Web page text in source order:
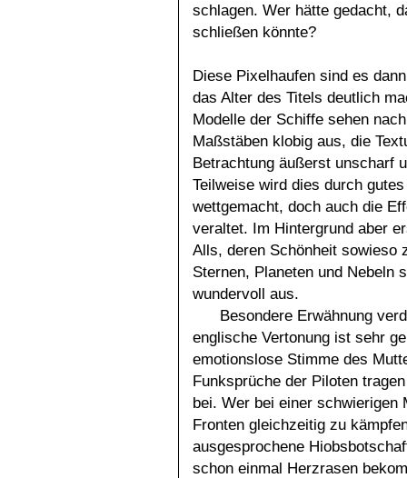
schlagen. Wer hätte gedacht,
schließen könnte?
Diese Pixelhaufen sind es
das Alter des Titels deutlich
Modelle der Schiffe sehen
Maßstäben klobig aus, die
Betrachtung äußerst unscharf
Teilweise wird dies durch
wettgemacht, doch auch die
veraltet. Im Hintergrund aber
Alls, deren Schönheit
Sternen, Planeten und Nebeln
wundervoll aus.
Besondere Erwähnung
englische Vertonung ist sehr
emotionslose Stimme des
Funksprüche der Piloten
bei. Wer bei einer schwierigen
Fronten gleichzeitig zu
ausgesprochene
schon einmal Herzrasen